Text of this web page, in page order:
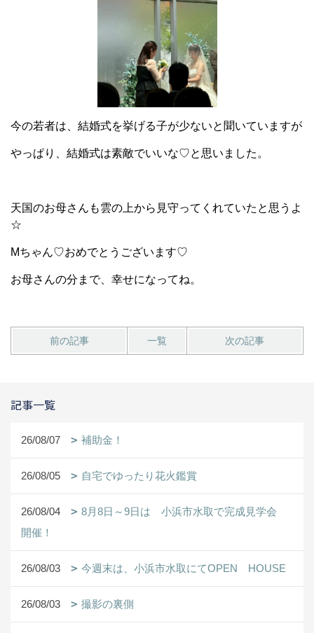
今の若者は、結婚式を挙げる子が少ないと聞いていますが
やっぱり、結婚式は素敵でいいな♡と思いました。
天国のお母さんも雲の上から見守ってくれていたと思うよ
☆
Mちゃん♡おめでとうございます♡
お母さんの分まで、幸せになってね。
前の記事 一覧 次の記事
記事一覧
26/08/07 補助金！
26/08/05 自宅でゆったり花火鑑賞
26/08/04
8月8日～9日は 小浜市水取で完成見学会
開催！
26/08/03 今週末は、小浜市水取にてOPEN HOUSE
26/08/03 撮影の裏側